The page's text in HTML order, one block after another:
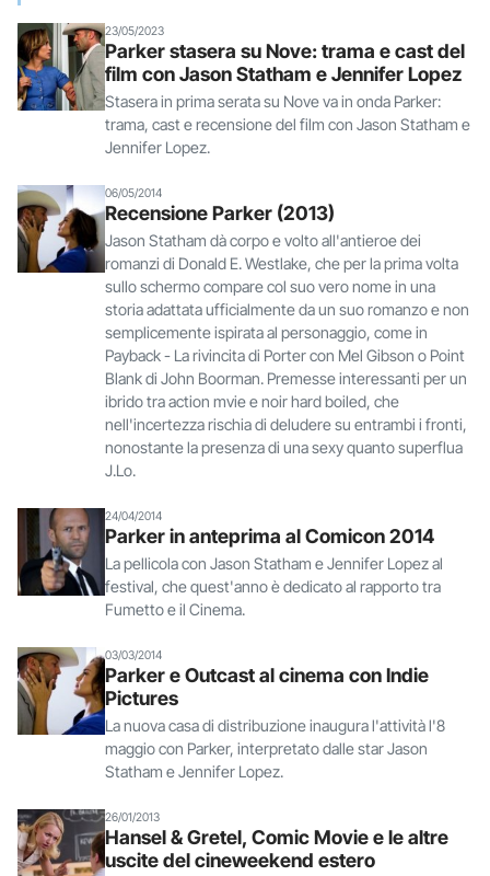
23/05/2023
Parker stasera su Nove: trama e cast del
film con Jason Statham e Jennifer Lopez
Stasera in prima serata su Nove va in onda Parker:
trama, cast e recensione del film con Jason Statham e
Jennifer Lopez.
06/05/2014
Recensione Parker (2013)
Jason Statham dà corpo e volto all'antieroe dei
romanzi di Donald E. Westlake, che per la prima volta
sullo schermo compare col suo vero nome in una
storia adattata ufficialmente da un suo romanzo e non
semplicemente ispirata al personaggio, come in
Payback - La rivincita di Porter con Mel Gibson o Point
Blank di John Boorman. Premesse interessanti per un
ibrido tra action mvie e noir hard boiled, che
nell'incertezza rischia di deludere su entrambi i fronti,
nonostante la presenza di una sexy quanto superflua
J.Lo.
24/04/2014
Parker in anteprima al Comicon 2014
La pellicola con Jason Statham e Jennifer Lopez al
festival, che quest'anno è dedicato al rapporto tra
Fumetto e il Cinema.
03/03/2014
Parker e Outcast al cinema con Indie
Pictures
La nuova casa di distribuzione inaugura l'attività l'8
maggio con Parker, interpretato dalle star Jason
Statham e Jennifer Lopez.
26/01/2013
Hansel & Gretel, Comic Movie e le altre
uscite del cineweekend estero